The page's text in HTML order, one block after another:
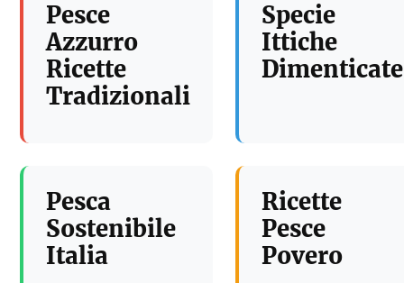
Pesce
Azzurro
Ricette
Tradizionali
Specie
Ittiche
Dimenticate
Pesca
Sostenibile
Italia
Ricette
Pesce
Povero